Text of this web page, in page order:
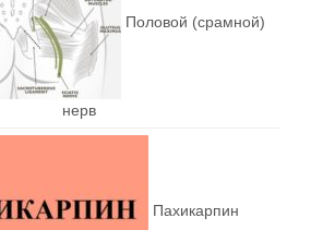
Половой (срамной)
нерв
Пахикарпин